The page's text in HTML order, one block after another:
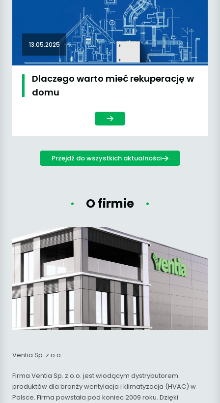
13.05.2025
Dlaczego warto mieć rekuperację w
domu
Przejdź do wszystkich aktualności
O firmie
Ventia Sp. z o.o.
Firma Ventia Sp. z o.o. jest wiodącym dystrybutorem
produktów dla branży wentylacja i klimatyzacja (HVAC) w
Polsce. Firma powstała pod koniec 2009 roku. Dzięki